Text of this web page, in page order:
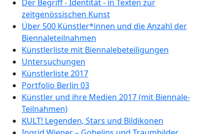
Der Begriff - Identität - in Texten zur
zeitgenössischen Kunst
Über 500 Künstler*innen und die Anzahl der
Biennaleteilnahmen
Künstlerliste mit Biennalebeteiligungen
Untersuchungen
Künstlerliste 2017
Portfolio Berlin 03
Künstler und ihre Medien 2017 (mit Biennale-
Teilnahmen)
KULT! Legenden, Stars und Bildikonen